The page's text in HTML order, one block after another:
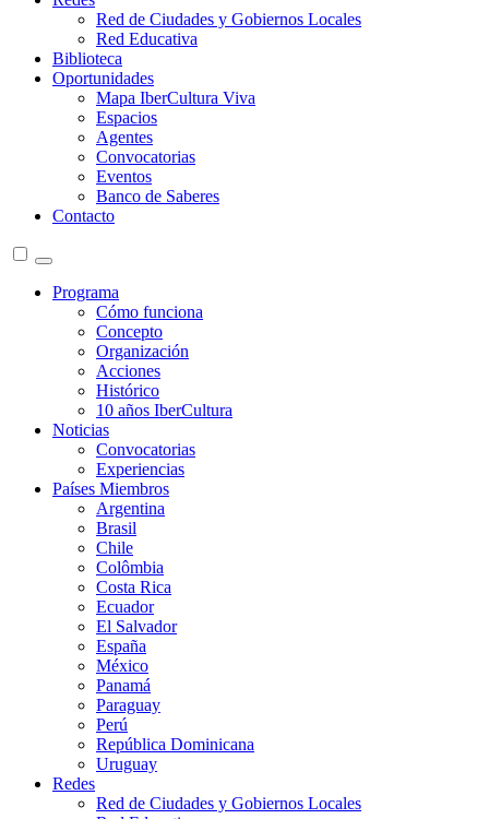
Red de Ciudades y Gobiernos Locales
Red Educativa
Biblioteca
Oportunidades
Mapa IberCultura Viva
Espacios
Agentes
Convocatorias
Eventos
Banco de Saberes
Contacto
Programa
Cómo funciona
Concepto
Organización
Acciones
Histórico
10 años IberCultura
Noticias
Convocatorias
Experiencias
Países Miembros
Argentina
Brasil
Chile
Colômbia
Costa Rica
Ecuador
El Salvador
España
México
Panamá
Paraguay
Perú
República Dominicana
Uruguay
Redes
Red de Ciudades y Gobiernos Locales